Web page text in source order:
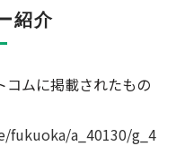
紹介
ムに掲載されたもの
fukuoka/a_40130/g_4